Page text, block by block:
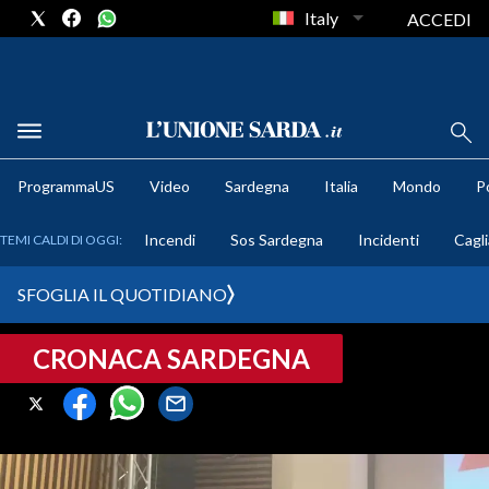
METEO
CRONACA SARDEGNA
CAGLIARI
SULCIS IGLESIENTE
Italy ACCEDI
ProgrammaUS Video Sardegna Italia Mondo
TEMI CALDI DI OGGI: Incendi Sos Sardegna Incidenti
SFOGLIA IL QUOTIDIANO
CRONACA SARDEGNA